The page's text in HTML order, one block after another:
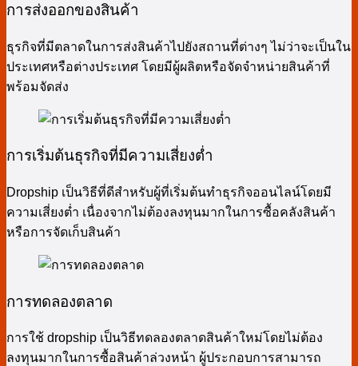
การส่งออกของสินค้า
ธุรกิจที่มีตลาดในการส่งสินค้าไปยังสถานที่ต่างๆ ไม่ว่าจะเป็นใน
ประเทศหรือต่างประเทศ โดยมีผู้ผลิตหรือจัดจำหน่ายสินค้าที่
พร้อมจัดส่ง
การเริ่มต้นธุรกิจที่มีความเสี่ยงต่ำ
Dropship เป็นวิธีที่ดีสำหรับผู้ที่เริ่มต้นทำธุรกิจออนไลน์โดยมี
ความเสี่ยงต่ำ เนื่องจากไม่ต้องลงทุนมากในการซื้อคลังสินค้า
หรือการจัดเก็บสินค้า
การทดลองตลาด
การใช้ dropship เป็นวิธีทดลองตลาดสินค้าใหม่โดยไม่ต้อง
ลงทุนมากในการซื้อสินค้าล่วงหน้า ผู้ประกอบการสามารถ